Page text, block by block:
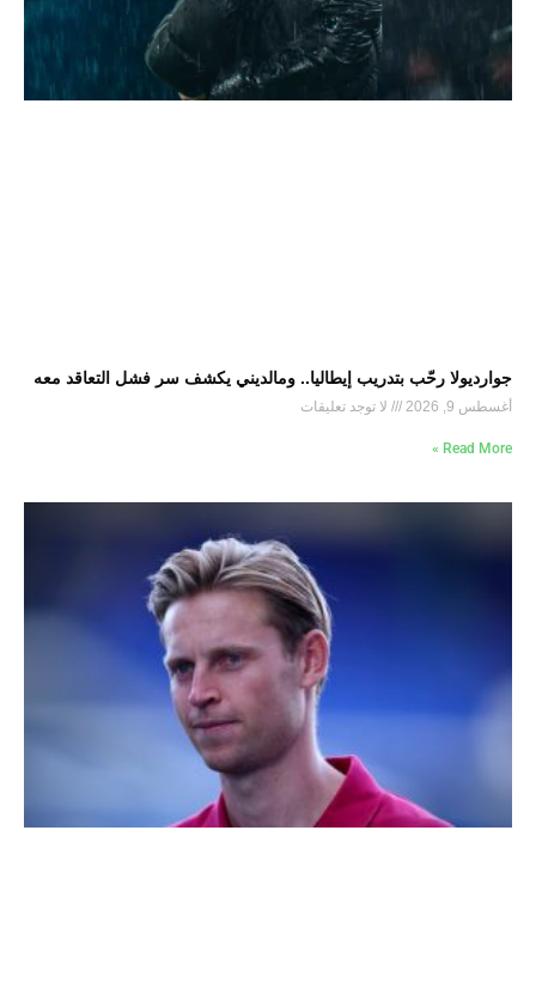
جوارديولا رحّب بتدريب إيطاليا.. ومالديني يكشف سر فشل التعاقد معه
أغسطس 9, 2026 لا توجد تعليقات
Read More »